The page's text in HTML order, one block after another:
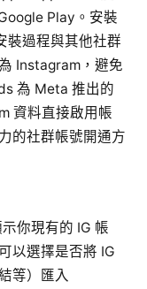
Play。安裝
裝過程與其他社群
Instagram，避免
為 Meta 推出的
資料直接啟用帳
的社群帳號開通方
你現有的 IG 帳
以選擇是否將 IG
等）匯入